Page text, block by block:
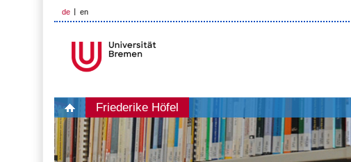
de en
Friederike Höfel